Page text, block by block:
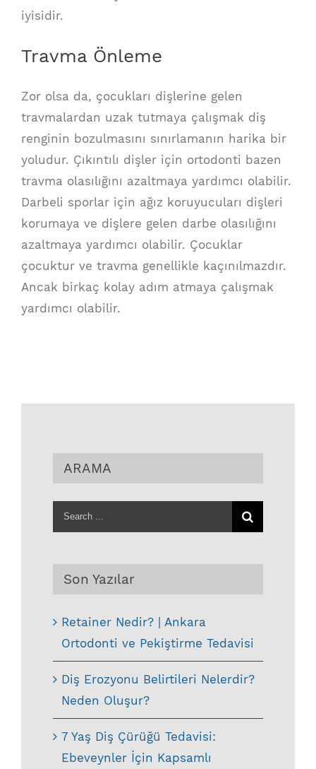
iyisidir.
Travma Önleme
Zor olsa da, çocukları dişlerine gelen
travmalardan uzak tutmaya çalışmak diş
renginin bozulmasını sınırlamanın harika bir
yoludur. Çıkıntılı dişler için ortodonti bazen
travma olasılığını azaltmaya yardımcı olabilir.
Darbeli sporlar için ağız koruyucuları dişleri
korumaya ve dişlere gelen darbe olasılığını
azaltmaya yardımcı olabilir. Çocuklar
çocuktur ve travma genellikle kaçınılmazdır.
Ancak birkaç kolay adım atmaya çalışmak
yardımcı olabilir.
ARAMA
Search
for:
Son Yazılar
Retainer Nedir? | Ankara
Ortodonti ve Pekiştirme Tedavisi
Diş Erozyonu Belirtileri Nelerdir?
Neden Oluşur?
7 Yaş Diş Çürüğü Tedavisi:
Ebeveynler İçin Kapsamlı